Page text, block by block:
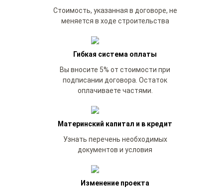
Стоимость, указанная в договоре, не
меняется в ходе строительства
Гибкая система оплаты
Вы вносите 5% от стоимости при
подписании договора. Остаток
оплачиваете частями.
Материнский капитал и в кредит
Узнать перечень необходимых
документов и условия
Изменение проекта